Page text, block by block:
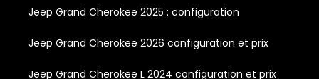
Jeep Grand Cherokee 2025 : configuration
Jeep Grand Cherokee 2026 configuration et prix
Jeep Grand Cherokee L 2024 configuration et prix